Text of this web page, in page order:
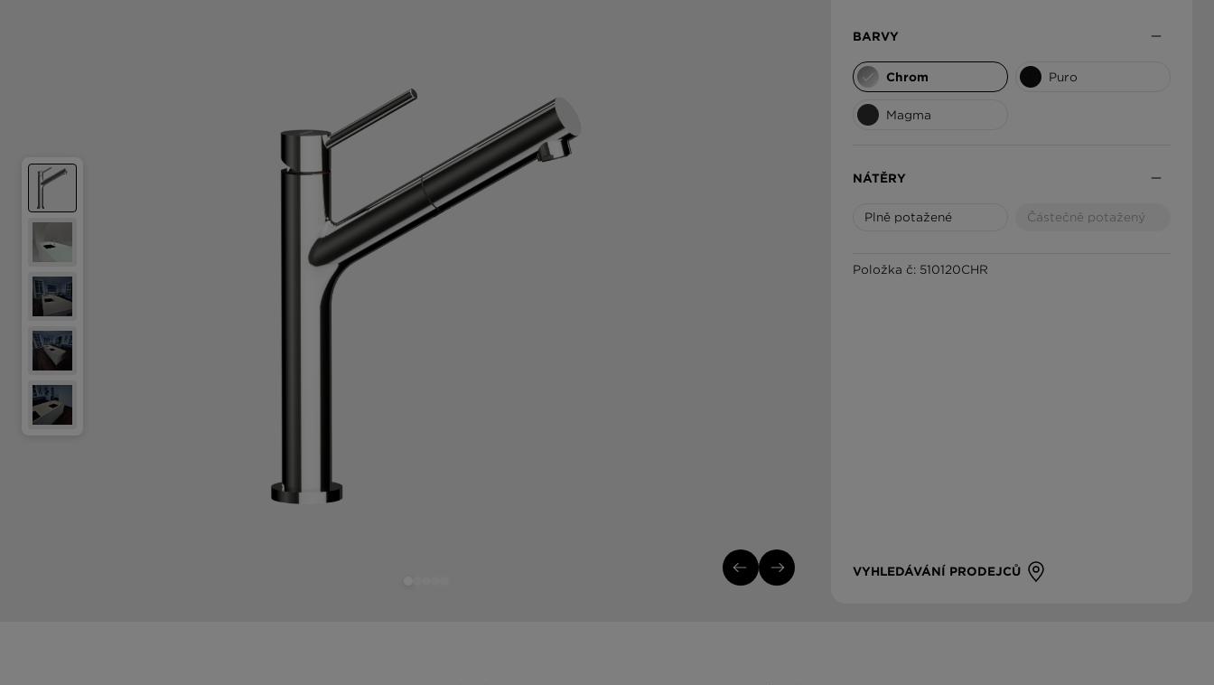
UNITED KINGDOM
BARVY
Chrom Puro
Magma
NÁTĚRY
Plně potažené Částečně potažený
Položka č: 510120CHR
VYHLEDÁVÁNÍ PRODEJCŮ